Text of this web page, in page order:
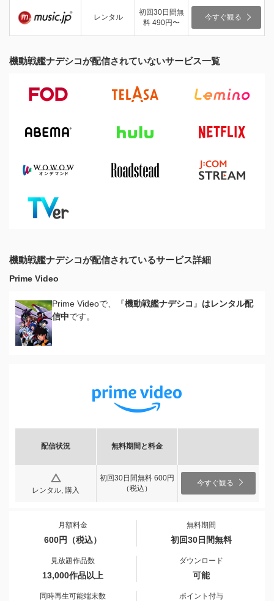
レンタル
初回30日間無
料 490円〜
今すぐ観る
機動戦艦ナデシコが配信されていないサービス一覧
機動戦艦ナデシコが配信されているサービス詳細
Prime Video
Prime Videoで、『機動戦艦ナデシコ 』 はレンタル配
信中です。
配信状況 無料期間と料金
レンタル, 購入
初回30日間無料 600円
（税込）
今すぐ観る
月額料金
600円（税込）
無料期間
初回30日間無料
見放題作品数
13,000作品以上
ダウンロード
可能
同時再生可能端末数 ポイント付与